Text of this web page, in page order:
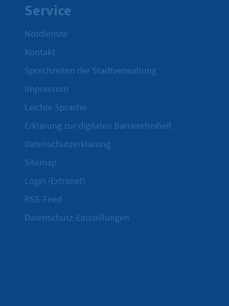
Service
Notdienste
Kontakt
Sprechzeiten der Stadtverwaltung
Impressum
Leichte Sprache
Erklärung zur digitalen Barrierefreiheit
Datenschutzerklärung
Sitemap
Login (Extranet)
RSS-Feed
Datenschutz-Einstellungen